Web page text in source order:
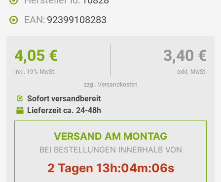
EAN: 92399108283
4,05 €
inkl. 19% MwSt.
3,40 €
exkl. MwSt.
zzgl. Versandkosten
Sofort versandbereit
Lieferzeit ca. 24-48h
VERSAND AM MONTAG
BEI BESTELLUNGEN INNERHALB VON
2 Tagen 13h:04m:06s